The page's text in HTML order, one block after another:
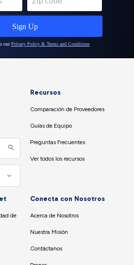
Recursos
Comparación de Proveedores
Guías de Equipo
Preguntas Frecuentes
Ver todos los recursos
de
Conecta con Nosotros
Acerca de Nosotros
Nuestra Misión
Contáctanos